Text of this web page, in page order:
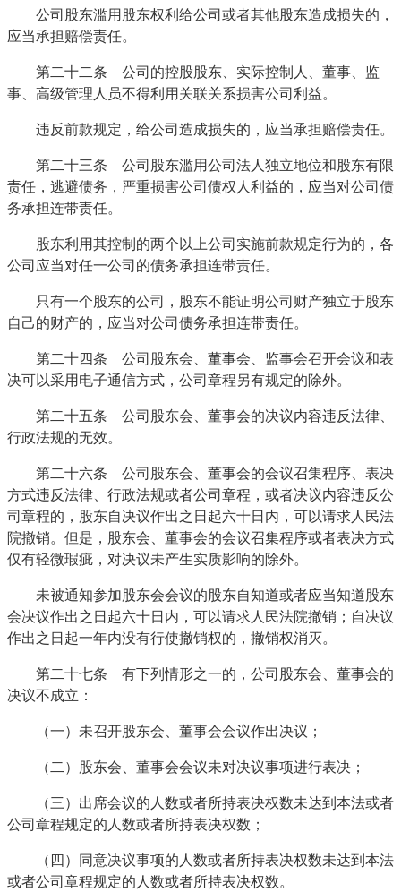
公司股东滥用股东权利给公司或者其他股东造成损失的，
应当承担赔偿责任。
第二十二条 公司的控股股东、实际控制人、董事、监
事、高级管理人员不得利用关联关系损害公司利益。
违反前款规定，给公司造成损失的，应当承担赔偿责任。
第二十三条 公司股东滥用公司法人独立地位和股东有限
责任，逃避债务，严重损害公司债权人利益的，应当对公司债
务承担连带责任。
股东利用其控制的两个以上公司实施前款规定行为的，各
公司应当对任一公司的债务承担连带责任。
只有一个股东的公司，股东不能证明公司财产独立于股东
自己的财产的，应当对公司债务承担连带责任。
第二十四条 公司股东会、董事会、监事会召开会议和表
决可以采用电子通信方式，公司章程另有规定的除外。
第二十五条 公司股东会、董事会的决议内容违反法律、
行政法规的无效。
第二十六条 公司股东会、董事会的会议召集程序、表决
方式违反法律、行政法规或者公司章程，或者决议内容违反公
司章程的，股东自决议作出之日起六十日内，可以请求人民法
院撤销。但是，股东会、董事会的会议召集程序或者表决方式
仅有轻微瑕疵，对决议未产生实质影响的除外。
未被通知参加股东会会议的股东自知道或者应当知道股东
会决议作出之日起六十日内，可以请求人民法院撤销；自决议
作出之日起一年内没有行使撤销权的，撤销权消灭。
第二十七条 有下列情形之一的，公司股东会、董事会的
决议不成立：
（一）未召开股东会、董事会会议作出决议；
（二）股东会、董事会会议未对决议事项进行表决；
（三）出席会议的人数或者所持表决权数未达到本法或者
公司章程规定的人数或者所持表决权数；
（四）同意决议事项的人数或者所持表决权数未达到本法
或者公司章程规定的人数或者所持表决权数。